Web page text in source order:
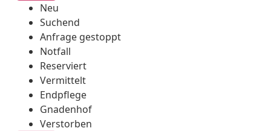
Neu
Suchend
Anfrage gestoppt
Notfall
Reserviert
Vermittelt
Endpflege
Gnadenhof
Verstorben